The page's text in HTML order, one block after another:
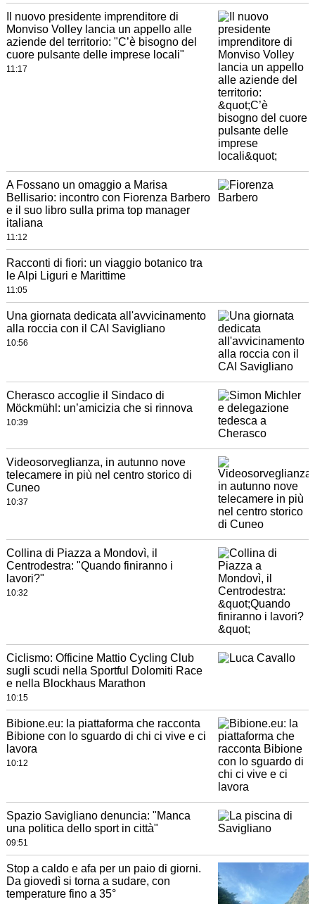
Il nuovo presidente imprenditore di
Monviso Volley lancia un appello alle
aziende del territorio: "C’è bisogno del
cuore pulsante delle imprese locali"
11:17
A Fossano un omaggio a Marisa
Bellisario: incontro con Fiorenza Barbero
e il suo libro sulla prima top manager
italiana
11:12
Racconti di fiori: un viaggio botanico tra
le Alpi Liguri e Marittime
11:05
Una giornata dedicata all'avvicinamento
alla roccia con il CAI Savigliano
10:56
Cherasco accoglie il Sindaco di
Möckmühl: un’amicizia che si rinnova
10:39
Videosorveglianza, in autunno nove
telecamere in più nel centro storico di
Cuneo
10:37
Collina di Piazza a Mondovì, il
Centrodestra: "Quando finiranno i
lavori?"
10:32
Ciclismo: Officine Mattio Cycling Club
sugli scudi nella Sportful Dolomiti Race
e nella Blockhaus Marathon
10:15
Bibione.eu: la piattaforma che racconta
Bibione con lo sguardo di chi ci vive e ci
lavora
10:12
Spazio Savigliano denuncia: "Manca
una politica dello sport in città"
09:51
Stop a caldo e afa per un paio di giorni.
Da giovedì si torna a sudare, con
temperature fino a 35°